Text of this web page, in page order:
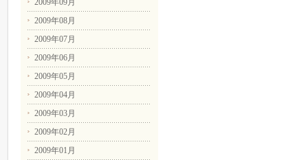
2009年09月
2009年08月
2009年07月
2009年06月
2009年05月
2009年04月
2009年03月
2009年02月
2009年01月